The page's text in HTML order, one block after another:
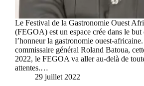
Le Festival de la Gastronomie Ouest
(FEGOA) est un espace crée dans le but
l’honneur la gastronomie ouest-
commissaire général Roland Batoua,
2022, le FEGOA va aller au-delà de
attentes.…
29 juillet 2022